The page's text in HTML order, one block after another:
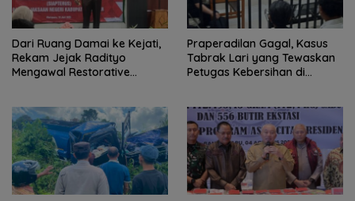
Dari Ruang Damai ke Kejati,
Rekam Jejak Radityo
Mengawal Restorative
Praperadilan Gagal, Kasus
Tabrak Lari yang Tewaskan
Petugas Kebersihan di